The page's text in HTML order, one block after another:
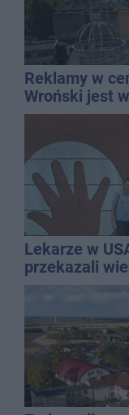
Reklamy w
Wroński jest
Lekarze w
przekazali